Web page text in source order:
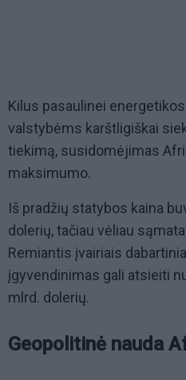
Kilus pasaulinei
valstybėms karštligiškai
tiekimą, susidomėjimas
maksimumo.
Iš pradžių statybos kaina
dolerių, tačiau vėliau
Remiantis įvairiais
įgyvendinimas gali atsieiti
mlrd. dolerių.
Geopolitinė nauda